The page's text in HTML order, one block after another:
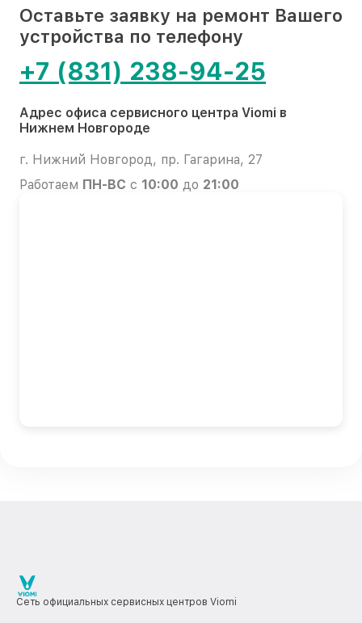
Оставьте заявку на ремонт Вашего
устройства по телефону
+7 (831) 238-94-25
Адрес офиса сервисного центра Viomi в
Нижнем Новгороде
г. Нижний Новгород, пр. Гагарина, 27
Работаем ПН-ВС с 10:00 до 21:00
Сеть официальных сервисных центров Viomi